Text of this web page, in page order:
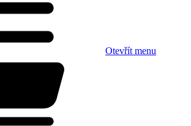
Otevřít menu